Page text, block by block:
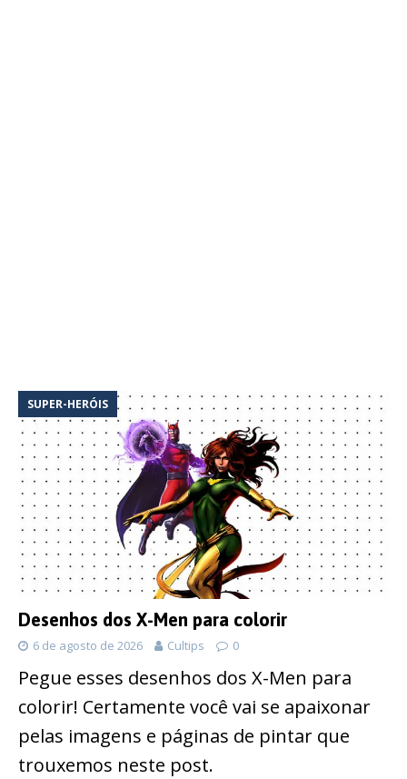
SUPER-HERÓIS
Desenhos dos X-Men para colorir
6 de agosto de 2026 Cultips 0
Pegue esses desenhos dos X-Men para
colorir! Certamente você vai se apaixonar
pelas imagens e páginas de pintar que
trouxemos neste post.